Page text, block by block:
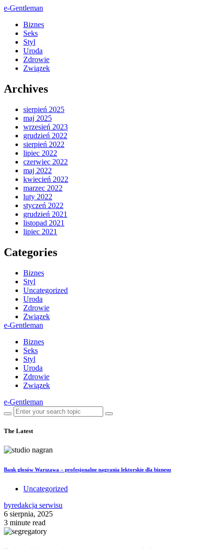
e-Gentleman
Biznes
Seks
Styl
Uroda
Zdrowie
Związek
Archives
sierpień 2025
maj 2025
wrzesień 2023
grudzień 2022
sierpień 2022
lipiec 2022
czerwiec 2022
maj 2022
kwiecień 2022
marzec 2022
luty 2022
styczeń 2022
grudzień 2021
listopad 2021
lipiec 2021
Categories
Biznes
Styl
Uncategorized
Uroda
Zdrowie
Związek
e-Gentleman
Biznes
Seks
Styl
Uroda
Zdrowie
Związek
e-Gentleman
The Latest
Bank głosów Warszawa – profesjonalne nagrania lektorskie dla biznesu
Uncategorized
byredakcja serwisu
6 sierpnia, 2025
3 minute read